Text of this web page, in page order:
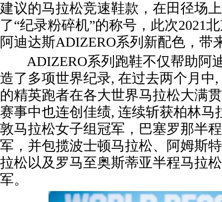
建议的马拉松竞速鞋款，在田径场
了“纪录粉碎机”的称号，此次2021
阿迪达斯ADIZERO系列新配色，带
ADIZERO系列跑鞋不仅帮助阿
造了多项世界纪录, 在过去两个月中
的精英跑者在各大世界马拉松大满
赛事中也连创佳绩, 连续斩获柏林马
敦马拉松女子组冠军，巴塞罗那半
军，并包揽波士顿马拉松、阿姆斯
拉松以及罗马至奥斯蒂亚半程马拉
军。